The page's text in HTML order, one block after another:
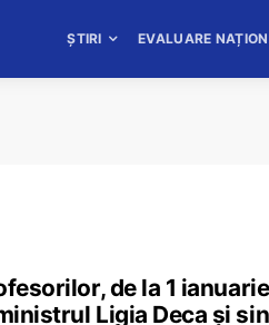
ȘTIRI EVALUARE
de la 1
Ligia Deca și